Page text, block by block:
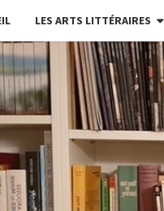
LES ARTS LITTÉRAIRES